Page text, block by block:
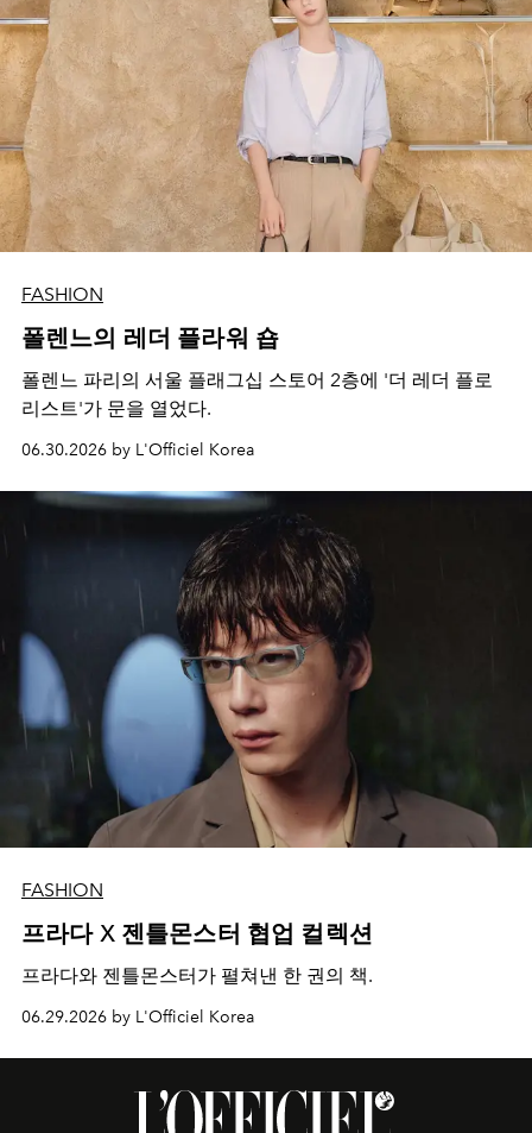
FASHION
폴렌느의 레더 플라워 숍
폴렌느 파리의 서울 플래그십 스토어 2층에 '더 레더 플로
리스트'가 문을 열었다.
06.30.2026 by L'Officiel Korea
FASHION
프라다 X 젠틀몬스터 협업 컬렉션
프라다와 젠틀몬스터가 펼쳐낸 한 권의 책.
06.29.2026 by L'Officiel Korea